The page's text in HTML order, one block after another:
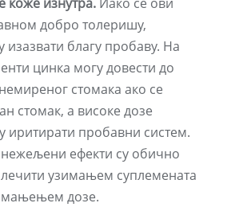
добро толеришу,
благу пробаву. На
цинка могу довести до
стомака ако се
стомак, а високе дозе
иритирати пробавни систем.
ефекти су обично
узимањем суплемената
дозе.